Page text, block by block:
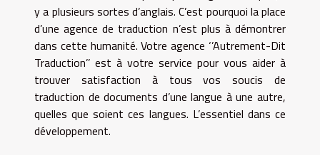
y a plusieurs sortes d’anglais. C’est pourquoi la place
d’une agence de traduction n’est plus à démontrer
dans cette humanité. Votre agence ‘’Autrement-Dit
Traduction’’ est à votre service pour vous aider à
trouver satisfaction à tous vos soucis de
traduction de documents d’une langue à une autre,
quelles que soient ces langues. L’essentiel dans ce
développement.